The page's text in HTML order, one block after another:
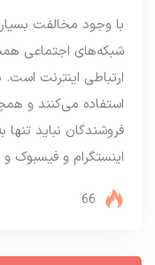
با وجود مخالفت
شبکه‌های اجتماعی
استفاده می‌کنند و
فروشندگان نباید
اینستگرام و
66